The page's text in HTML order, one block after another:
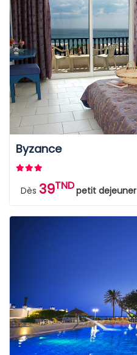
Byzance
Dès 39TNDpetit dejeuner